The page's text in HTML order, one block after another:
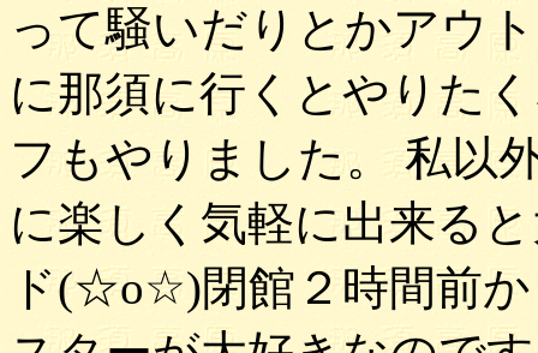
って騒いだりとかアウ
に那須に行くとやりた
フもやりました。 私以
に楽しく気軽に出来る
ド(☆o☆)閉館２時間前